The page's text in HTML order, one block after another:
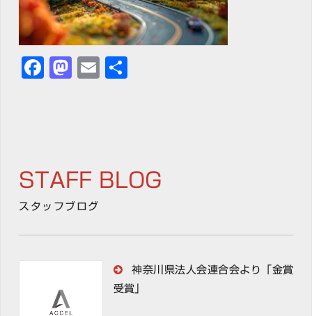
Facebook
Mastodon
Email
STAFF BLOG
スタッフブログ
神奈川県法人会連合会より「金賞
受賞」